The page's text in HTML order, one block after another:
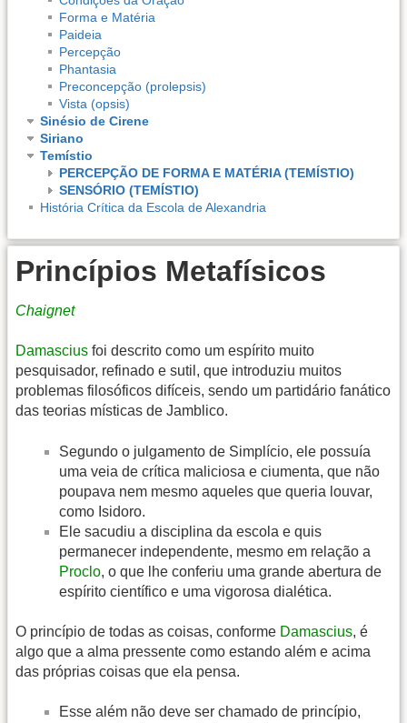
Forma e Matéria
Paideia
Percepção
Phantasia
Preconcepção (prolepsis)
Vista (opsis)
Sinésio de Cirene
Siriano
Temístio
PERCEPÇÃO DE FORMA E MATÉRIA (TEMÍSTIO)
SENSÓRIO (TEMÍSTIO)
História Crítica da Escola de Alexandria
Princípios Metafísicos
Chaignet
Damascius foi descrito como um espírito muito
pesquisador, refinado e sutil, que introduziu muitos
problemas filosóficos difíceis, sendo um partidário fanático
das teorias místicas de Jamblico.
Segundo o julgamento de Simplício, ele possuía
uma veia de crítica maliciosa e ciumenta, que não
poupava nem mesmo aqueles que queria louvar,
como Isidoro.
Ele sacudiu a disciplina da escola e quis
permanecer independente, mesmo em relação a
Proclo, o que lhe conferiu uma grande abertura de
espírito científico e uma vigorosa dialética.
O princípio de todas as coisas, conforme Damascius, é
algo que a alma pressente como estando além e acima
das próprias coisas que ela pensa.
Esse além não deve ser chamado de princípio,